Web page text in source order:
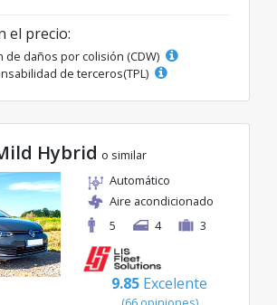
el precio:
de daños por colisión (CDW)
de terceros(TPL)
Hybrid o similar
Automático
Aire acondicionado
5
4 3
9.85 Excelente